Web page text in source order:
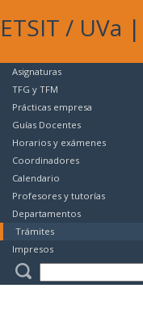
ETSIT / UVa |
Asignaturas
TFG y TFM
Prácticas empresa
Guías Docentes
Horarios y exámenes
Coordinadores
Calendario
Profesores y tutorías
Departamentos
Trámites
Impresos